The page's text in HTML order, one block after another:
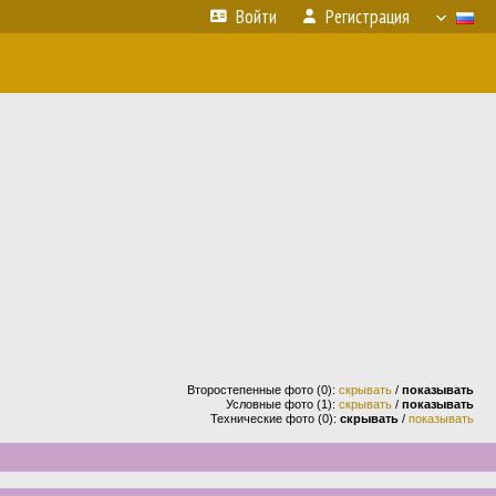
Войти Регистрация
Второстепенные фото (0): скрывать / показывать
Условные фото (1): скрывать / показывать
Технические фото (0): скрывать / показывать